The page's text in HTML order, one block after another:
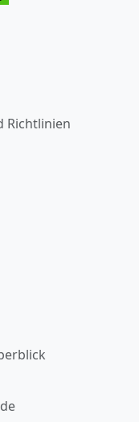
Richtlinien